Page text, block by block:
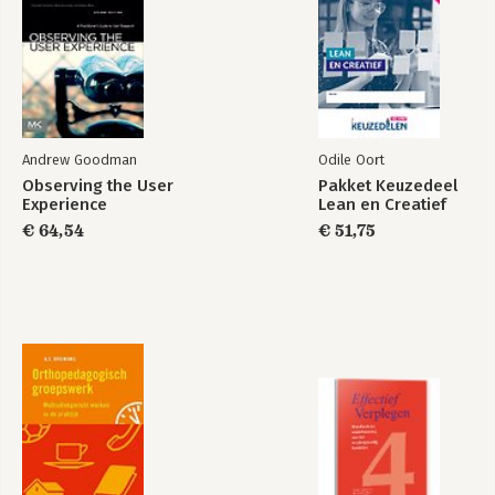
3.2 Plannen op basis van communicatiemomenten
3.3 Individuele taken organiseren
3.4 Van politieagent naar coach
3.5 Weerstand ombuigen
3.6 Respecteer het plan
4. Organiseren van invloed
4.1 Waarom een stuurgroep?
4.2 Afspiegeling van de werkelijkheid
4.3 Strategische coalities vormen
4.4 Machtsbalans optimaliseren
5.2 Projectmarketing
5.3 Teammarketing
5.4 I-marketing
5.5 Ontwerp een projectlogo
5.6 De boodschap ‘pimpen’
6. Potentieel succes aantonen
Andrew Goodman
Observing the User
Experience
€ 64,54
Odile Oort
Pakket Keuzedeel
Lean en Creatief
€ 51,75